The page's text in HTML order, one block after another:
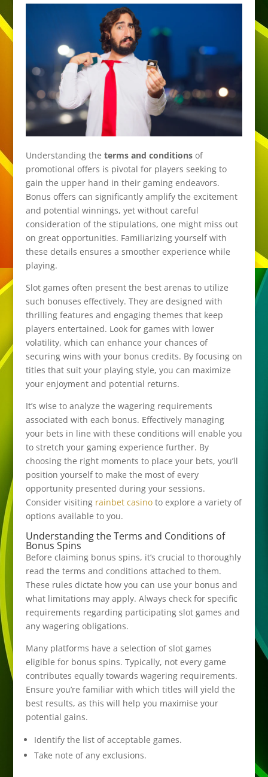
Understanding the terms and conditionsof
promotional offers is pivotal for players seeking to
gain the upper hand in their gaming endeavors.
Bonus offers can significantly amplify the excitement
and potential winnings, yet without careful
consideration of the stipulations, one might miss out
on great opportunities. Familiarizing yourself with
these details ensures a smoother experience while
playing.
Slot games often present the best arenas to utilize
such bonuses effectively. They are designed with
thrilling features and engaging themes that keep
players entertained. Look for games with lower
volatility, which can enhance your chances of
securing wins with your bonus credits. By focusing on
titles that suit your playing style, you can maximize
your enjoyment and potential returns.
It’s wise to analyze the wagering requirements
associated with each bonus. Effectively managing
your bets in line with these conditions will enable you
to stretch your gaming experience further. By
choosing the right moments to place your bets, you’ll
position yourself to make the most of every
opportunity presented during your sessions.
Consider visiting rainbet casinoto explore a variety of
options available to you.
Understanding the Terms and Conditions of
Bonus Spins
Before claiming bonus spins, it’s crucial to thoroughly
read the terms and conditions attached to them.
These rules dictate how you can use your bonus and
what limitations may apply. Always check for specific
requirements regarding participating slot games and
any wagering obligations.
Many platforms have a selection of slot games
eligible for bonus spins. Typically, not every game
contributes equally towards wagering requirements.
Ensure you’re familiar with which titles will yield the
best results, as this will help you maximise your
potential gains.
Identify the list of acceptable games.
Take note of any exclusions.